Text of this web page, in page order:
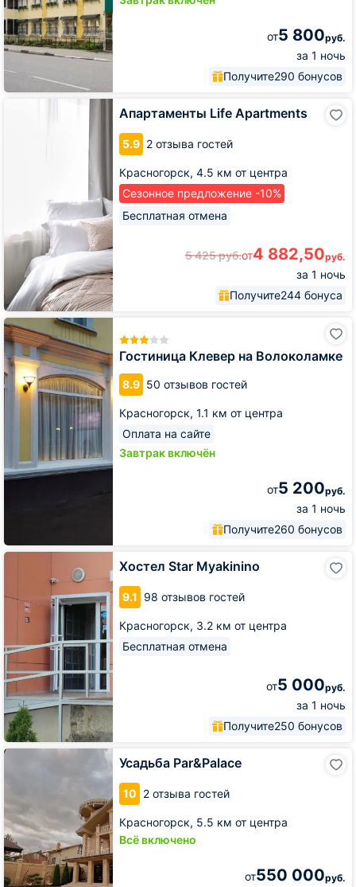
от5 800руб.
за 1 ночь
Получите290 бонусов
Апартаменты Life Apartments
5.9 2 отзыва гостей
Красногорск, 4.5 км от центра
Сезонное предложение -10%
Бесплатная отмена
5 425руб.от4 882,50руб.
за 1 ночь
Получите244 бонуса
Гостиница Клевер на Волоколамке
8.9 50 отзывов гостей
Красногорск, 1.1 км от центра
Оплата на сайте
Завтрак включён
от5 200руб.
за 1 ночь
Получите260 бонусов
Гостиница
Клевер
на
Волоколамке
Хостел Star Myakinino
9.1 98 отзывов гостей
Красногорск, 3.2 км от центра
Бесплатная отмена
от5 000руб.
за 1 ночь
Получите250 бонусов
Хостел
Myakinino
Усадьба Par&Palace
10 2 отзыва гостей
Красногорск, 5.5 км от центра
Всё включено
от550 000руб.
Усадьба